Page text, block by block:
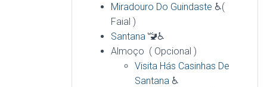
Miradouro Do Guindaste ♿(
Faial )
Santana 🚾♿
Almoço ( Opcional )
Visita Hás Casinhas De
Santana ♿